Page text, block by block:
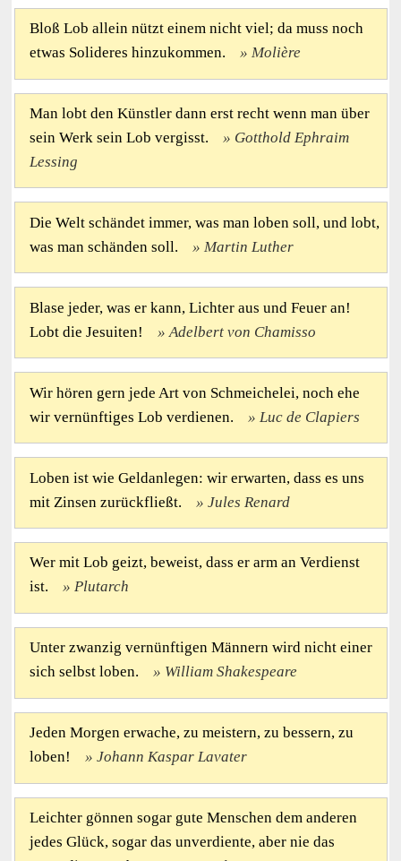
Bloß Lob allein nützt einem nicht viel; da muss noch
etwas Solideres hinzukommen.
Molière
Man lobt den Künstler dann erst recht wenn man über
sein Werk sein Lob vergisst.
Gotthold Ephraim
Lessing
Die Welt schändet immer, was man loben soll, und lobt,
was man schänden soll.
Martin Luther
Blase jeder, was er kann, Lichter aus und Feuer an!
Lobt die Jesuiten!
Adelbert von Chamisso
Wir hören gern jede Art von Schmeichelei, noch ehe
wir vernünftiges Lob verdienen.
Luc de Clapiers
Loben ist wie Geldanlegen: wir erwarten, dass es uns
mit Zinsen zurückfließt.
Jules Renard
Wer mit Lob geizt, beweist, dass er arm an Verdienst
ist.
Plutarch
Unter zwanzig vernünftigen Männern wird nicht einer
sich selbst loben.
William Shakespeare
Jeden Morgen erwache, zu meistern, zu bessern, zu
loben!
Johann Kaspar Lavater
Leichter gönnen sogar gute Menschen dem anderen
jedes Glück, sogar das unverdiente, aber nie das